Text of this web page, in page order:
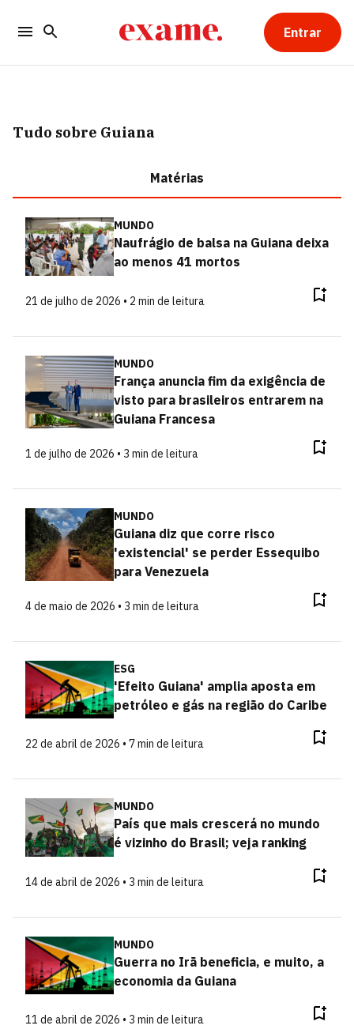
Entrar
Tudo sobre Guiana
Matérias
MUNDO
Naufrágio de balsa na Guiana deixa
ao menos 41 mortos
21 de julho de 2026 • 2 min de leitura
MUNDO
França anuncia fim da exigência de
visto para brasileiros entrarem na
Guiana Francesa
1 de julho de 2026 • 3 min de leitura
MUNDO
Guiana diz que corre risco
'existencial' se perder Essequibo
para Venezuela
4 de maio de 2026 • 3 min de leitura
ESG
'Efeito Guiana' amplia aposta em
petróleo e gás na região do Caribe
22 de abril de 2026 • 7 min de leitura
MUNDO
País que mais crescerá no mundo
é vizinho do Brasil; veja ranking
14 de abril de 2026 • 3 min de leitura
MUNDO
Guerra no Irã beneficia, e muito, a
economia da Guiana
11 de abril de 2026 • 3 min de leitura